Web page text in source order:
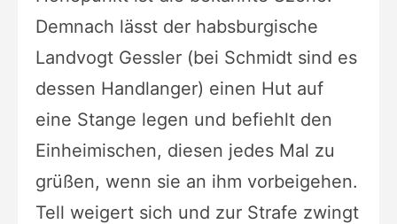
Demnach lässt der habsburgische
Landvogt Gessler (bei Schmidt sind es
dessen Handlanger) einen Hut auf
eine Stange legen und befiehlt den
Einheimischen, diesen jedes Mal zu
grüßen, wenn sie an ihm vorbeigehen.
Tell weigert sich und zur Strafe zwingt